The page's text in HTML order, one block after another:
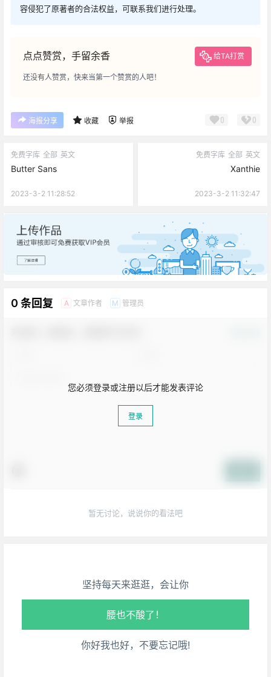
容侵犯了原著者的合法权益，可联系我们进行处理。
点点赞赏，手留余香 给TA打赏
还没有人赞赏，快来当第一个赞赏的人吧！
海报分享 收藏 举报 0 0
免费字库 全部 英文
Butter Sans
2023-3-2 11:28:52
免费字库 全部 英文
Xanthie
2023-3-2 11:32:47
广告
0 条回复 A 文章作者 M 管理员
您必须登录或注册以后才能发表评论
登录
暂无讨论，说说你的看法吧
坚持每天来逛逛，会让你
生活也美好了！
走路也有劲了！
腿也不痛了！
腰也不酸了！
你好我也好，不要忘记哦!